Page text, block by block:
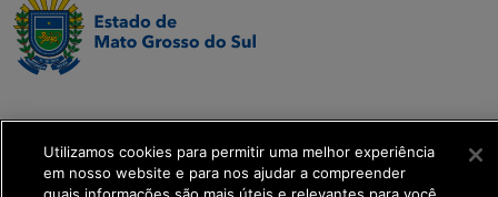
Executiva de
Transformação Digital
Utilizamos cookies para permitir uma melhor experiência
em nosso website e para nos ajudar a compreender